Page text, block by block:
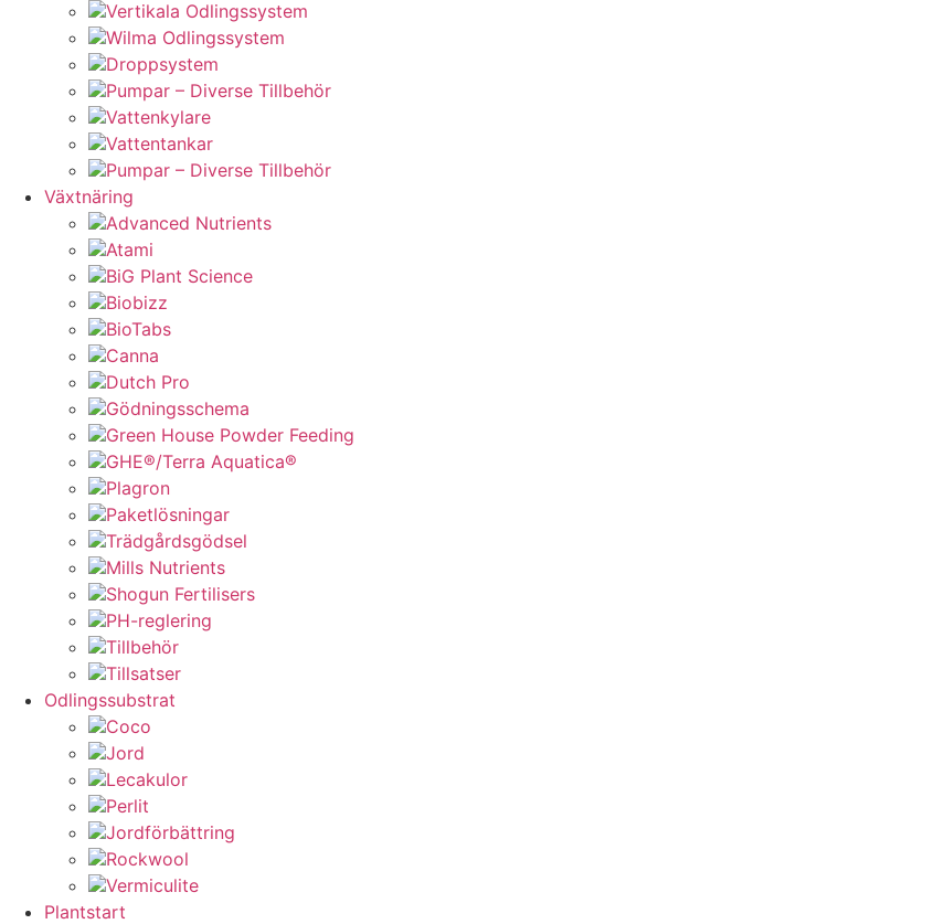
Vertikala Odlingssystem
Wilma Odlingssystem
Droppsystem
Pumpar – Diverse Tillbehör
Vattenkylare
Vattentankar
Pumpar – Diverse Tillbehör
Växtnäring
Advanced Nutrients
Atami
BiG Plant Science
Biobizz
BioTabs
Canna
Dutch Pro
Gödningsschema
Green House Powder Feeding
GHE®/Terra Aquatica®
Plagron
Paketlösningar
Trädgårdsgödsel
Mills Nutrients
Shogun Fertilisers
PH-reglering
Tillbehör
Tillsatser
Odlingssubstrat
Coco
Jord
Lecakulor
Perlit
Jordförbättring
Rockwool
Vermiculite
Plantstart